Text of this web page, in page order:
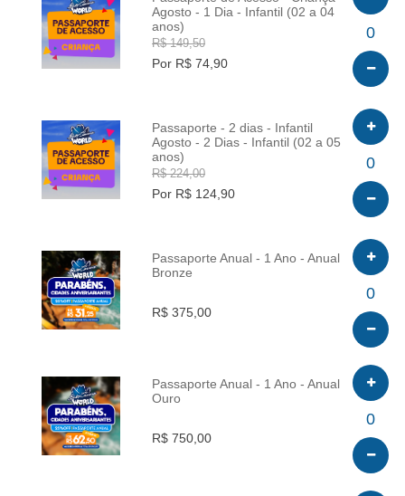
INFO
Agosto - 1 Dia - Infantil (02 a 04
anos)
R$ 149,50
Por R$ 74,90
0
INFO
Passaporte - 2 dias - Infantil
Agosto - 2 Dias - Infantil (02 a 05
anos)
R$ 224,00
Por R$ 124,90
0
INFO
Passaporte Anual - 1 Ano - Anual
Bronze
R$ 375,00
0
INFO
Passaporte Anual - 1 Ano - Anual
Ouro
R$ 750,00
0